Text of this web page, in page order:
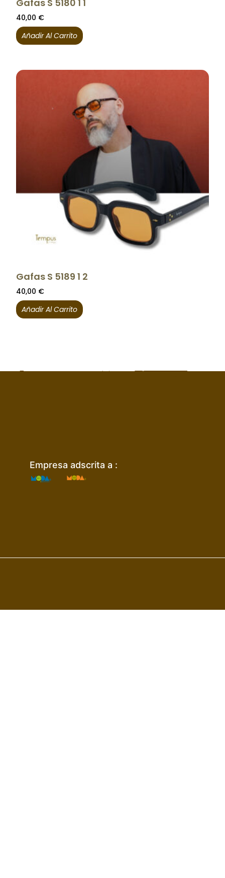
Gafas S 5180 1 1
40,00 €
Añadir Al Carrito
Gafas S 5189 1 2
40,00 €
Añadir Al Carrito
Empresa adscrita a :